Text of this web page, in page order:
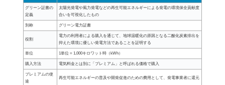
グリーン証書の
定義
太陽光発電や風力発電などの再生可能エネルギーによる発電の環境保全貢献度
合いを可視化したもの
別称 グリーン電力証書
役割
電力の利用者による購入を通じて、地球温暖化の原因となる二酸化炭素排出を
抑えた環境に優しい発電方法であることを証明する
単位 1単位 = 1,000キロワット時（kWh）
購入方法 電気料金とは別に「プレミアム」と呼ばれる価格で購入
プレミアムの使
途
再生可能エネルギーの普及や開発促進のための費用として、発電事業者に還元